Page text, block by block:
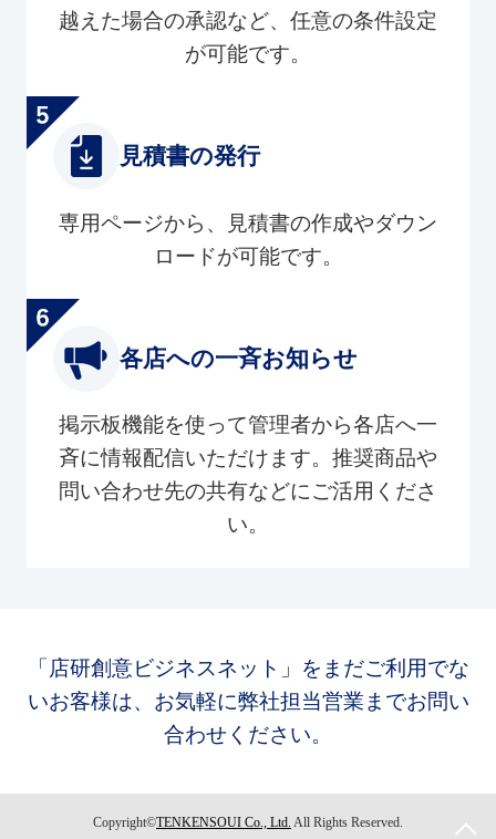
越えた場合の承認など、任意の条件設定
が可能です。
見積書の発行
専用ページから、見積書の作成やダウン
ロードが可能です。
各店への一斉お知らせ
掲示板機能を使って管理者から各店へ一
斉に情報配信いただけます。推奨商品や
問い合わせ先の共有などにご活用くださ
い。
「店研創意ビジネスネット」をまだご利用でな
いお客様は、お気軽に弊社担当営業までお問い
合わせください。
Copyright©TENKENSOUI Co., Ltd. All Rights Reserved.